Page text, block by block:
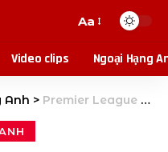
Aa
Video clips Ngoại Hạng
Anh > Premier League 2025-26: Bernardo Silva nói lịch trình bóng đá là không công bằng, sau cuộc đụng độ của Arsenal